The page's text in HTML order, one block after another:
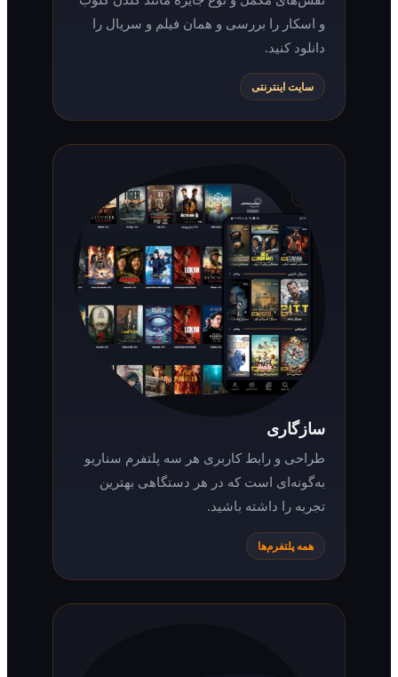
و اسکار را بررسی و همان فیلم و سریال را
سایت اینترنتی
طراحی و رابط کاربری هر سه پلتفرم سناریو
به‌گونه‌ای است که در هر دستگاهی بهترین
تجربه را داشته باشید.
همه پلتفرم‌ها